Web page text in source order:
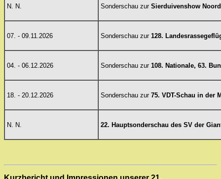
N. N. Sonderschau zur Sierduivenshow
07. - 09.11.2026 Sonderschau zur128.
04. - 06.12.2026 Sonderschau zur 108. Nationale, 63.
18. - 20.12.2026 Sonderschau zur75. VDT-Schau in der
N. N. 22. Hauptsonderschau des SV der